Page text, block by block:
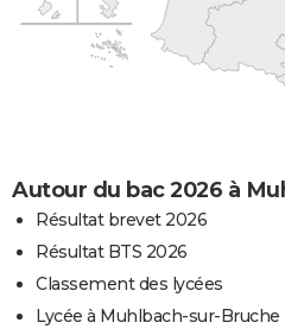
Autour du bac 2026 à
Résultat brevet 2026
Résultat BTS 2026
Classement des lycées
Lycée à Muhlbach-sur-Bruche